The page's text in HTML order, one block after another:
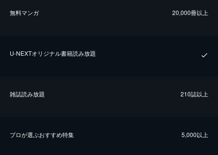
無料マンガ 20,000冊以上
U-NEXTオリジナル書籍読み放題
雑誌読み放題 210誌以上
プロが選ぶおすすめ特集 5,000以上